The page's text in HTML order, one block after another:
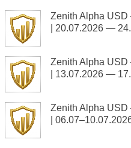
Zenith Alpha
| 20.07.2026 —
Zenith Alpha
| 13.07.2026 —
Zenith Alpha
|